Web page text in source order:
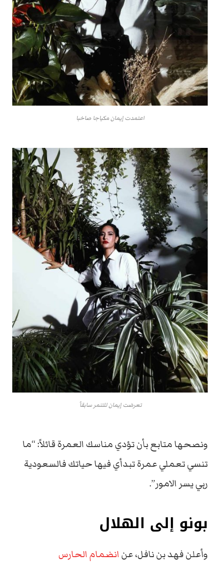
اعتمدت إيمان مكياجا صاخبا
تعرضت إيمان للتنمر سابقاً
ونصحها متابع بأن تؤدي مناسك العمرة قائلاً: “ما
تنسي تعملي عمرة تبدأي فيها حياتك فالسعودية
ربي يسر الامور”.
بونو إلى الهلال
وأعلن فهد بن نافل، عنانضمام الحارس